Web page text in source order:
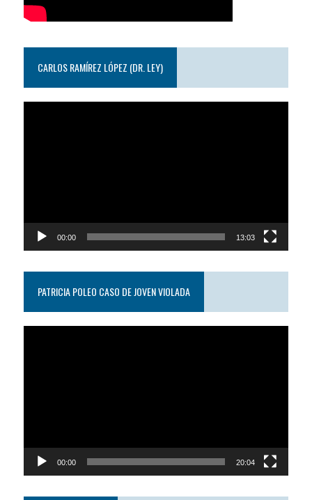
CARLOS RAMÍREZ LÓPEZ (DR. LEY)
00:00 13:03
PATRICIA POLEO CASO DE JOVEN VIOLADA
00:00 20:04